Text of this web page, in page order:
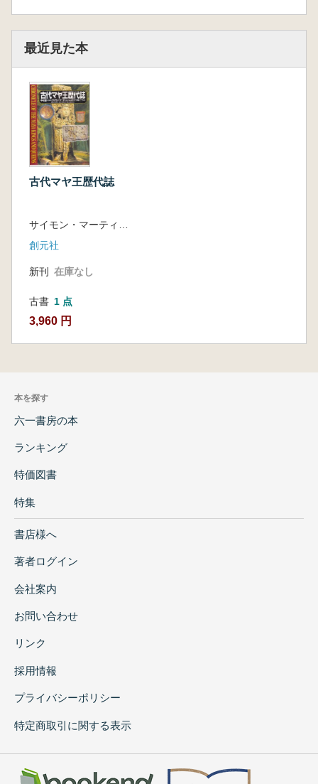
最近見た本
古代マヤ王歴代誌
創元社
新刊 在庫なし
古書 1 点
3,960 円
本を探す
六一書房の本
ランキング
特価図書
特集
書店様へ
著者ログイン
会社案内
お問い合わせ
リンク
採用情報
プライバシーポリシー
特定商取引に関する表示